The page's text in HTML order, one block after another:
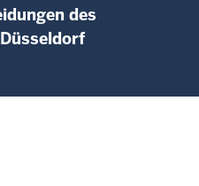
des